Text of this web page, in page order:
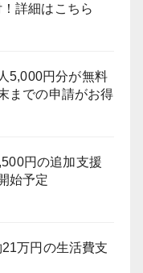
詳細はこちら
5,000円分が無料
までの申請がお得
円の追加支援
始予定
21万円の生活費支